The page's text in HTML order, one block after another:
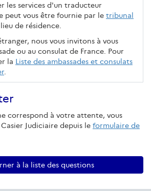
les services d'un traducteur
peut vous être fournie par le tribunal
de résidence.
nous vous invitons à vous
ou au consulat de France. Pour
la Liste des ambassades et consulats
.
correspond à votre attente, vous
Judiciaire depuis le formulaire de
à la liste des questions